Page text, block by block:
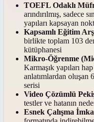
TOEFL Odaklı
arındırılmış, sadece
yapıları kapsayan
Kapsamlı Eğitim
birlikte toplam 103
kütüphanesi
Mikro-Öğrenme
Karmaşık yapıları
anlatımlardan oluşan
serisi
Video Çözümlü
testler ve hatanın
Esnek Çalışma